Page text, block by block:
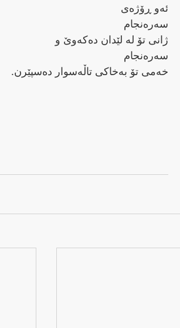
ئه‌و ڕۆژه‌ی
سه‌ره‌نجام
ژانی تۆ له‌ لێدان ده‌که‌وێ و
سه‌ره‌نجام
خه‌می تۆ به‌خاکی تاڵه‌سوار ده‌سپێرن.